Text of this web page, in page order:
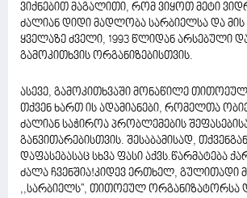
ვიქნებით მაგალითი, რომ ვიყოთ მეტი
ძალიან დიდი მადლობა სარბიელსა და მის
ყველაზე ძველი, 1993 წლიდან არსებული
გამოკითხვის ორგანიზებისთვის.
ასევე, გამოკითხვაში მონაწილე
თქვენ ხართ ის ადამიანები, რომელთა
ძალიან საჭიროა პრობლემების
განვითარებისთვის. შესაბამისად,
დაფასებასაც სხვა ფასი აქვს.წარმატება
ძალა ჩვენშია!კიდევ ერთხელ, გულითადი
,,სარბიელს'', თითოეულ ორგანიზატორსა